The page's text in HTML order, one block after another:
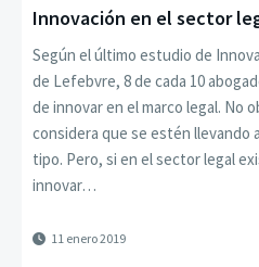
Innovación en el sector
Según el último estudio de
de Lefebvre, 8 de cada 10
de innovar en el marco legal. No
considera que se estén llevando
tipo. Pero, si en el sector legal
innovar…
11 enero 2019